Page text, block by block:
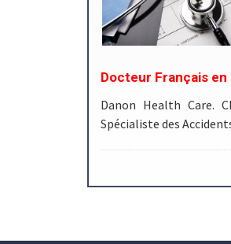
Docteur Français
Danon Health Care.
Spécialiste des